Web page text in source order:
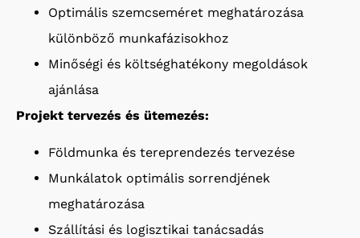
Optimális szemcseméret meghatározása
különböző munkafázisokhoz
Minőségi és költséghatékony megoldások
ajánlása
Projekt tervezés és ütemezés:
Földmunka és tereprendezés tervezése
Munkálatok optimális sorrendjének
meghatározása
Szállítási és logisztikai tanácsadás